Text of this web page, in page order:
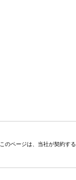
このページは、当社が契約する